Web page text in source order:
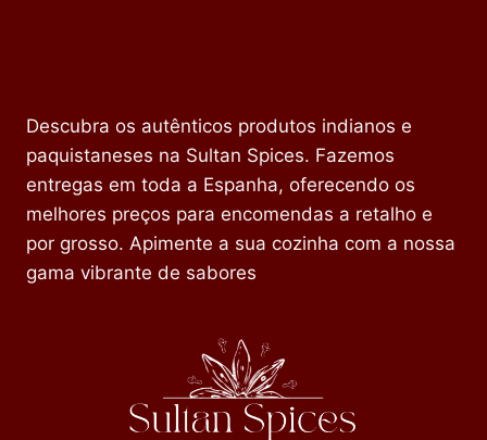
Descubra os autênticos produtos indianos e
paquistaneses na Sultan Spices. Fazemos
entregas em toda a Espanha, oferecendo os
melhores preços para encomendas a retalho e
por grosso. Apimente a sua cozinha com a nossa
gama vibrante de sabores